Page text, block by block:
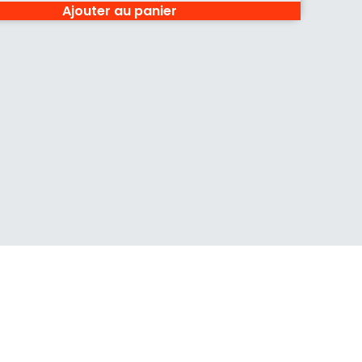
Ajouter au panier